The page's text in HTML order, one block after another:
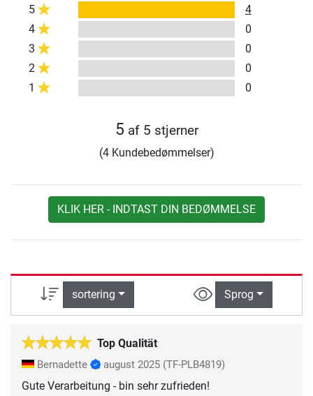
5
4
4
0
3
0
2
0
1
0
5 af 5 stjerner
(4 Kundebedømmelser)
KLIK HER - INDTAST DIN BEDØMMELSE
sortering Sprog
Top Qualität
Bernadette august 2025 (TF-PLB4819)
Gute Verarbeitung - bin sehr zufrieden!